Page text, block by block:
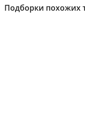
Подборки похожих